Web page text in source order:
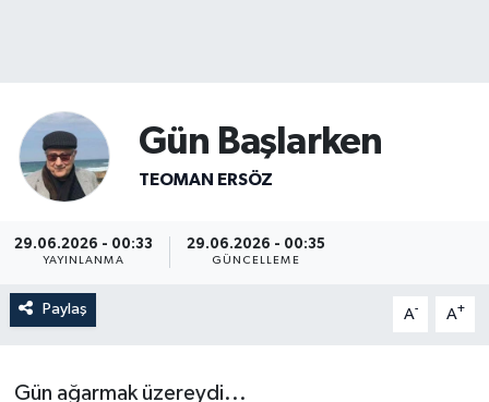
Gün Başlarken
TEOMAN ERSÖZ
29.06.2026 - 00:33
YAYINLANMA
29.06.2026 - 00:35
GÜNCELLEME
Paylaş A- A+
Gün ağarmak üzereydi...